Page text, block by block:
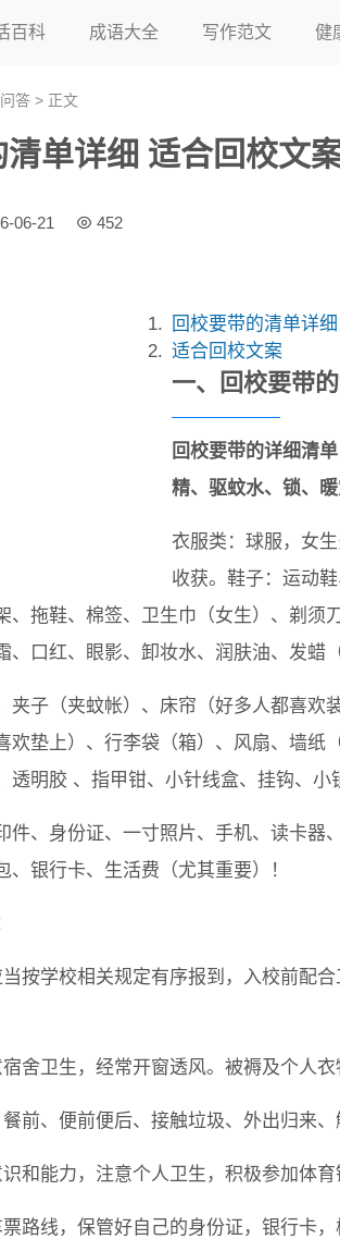
百科 成语大全 写作范文 健
答 > 正文
清单详细 适合回校文
06-21 452
回校要带的清单详细
适合回校文案
一、回校要带
回校要带的详细清
精、驱蚊水、锁、暖
衣服类：球服，女
收获。鞋子：运动
、拖鞋、棉签、卫生巾（女生）、剃须
、口红、眼影、卸妆水、润肤油、发蜡
夹子（夹蚊帐）、床帘（好多人都喜欢
欢垫上）、行李袋（箱）、风扇、墙纸
透明胶 、指甲钳、小针线盒、挂钩、小
件、身份证、一寸照片、手机、读卡器
、银行卡、生活费（尤其重要）！
按学校相关规定有序报到，入校前配
舍卫生，经常开窗透风。被褥及个人衣
前、便前便后、接触垃圾、外出归来、
和能力，注意个人卫生，积极参加体育
路线，保管好自己的身份证，银行卡，